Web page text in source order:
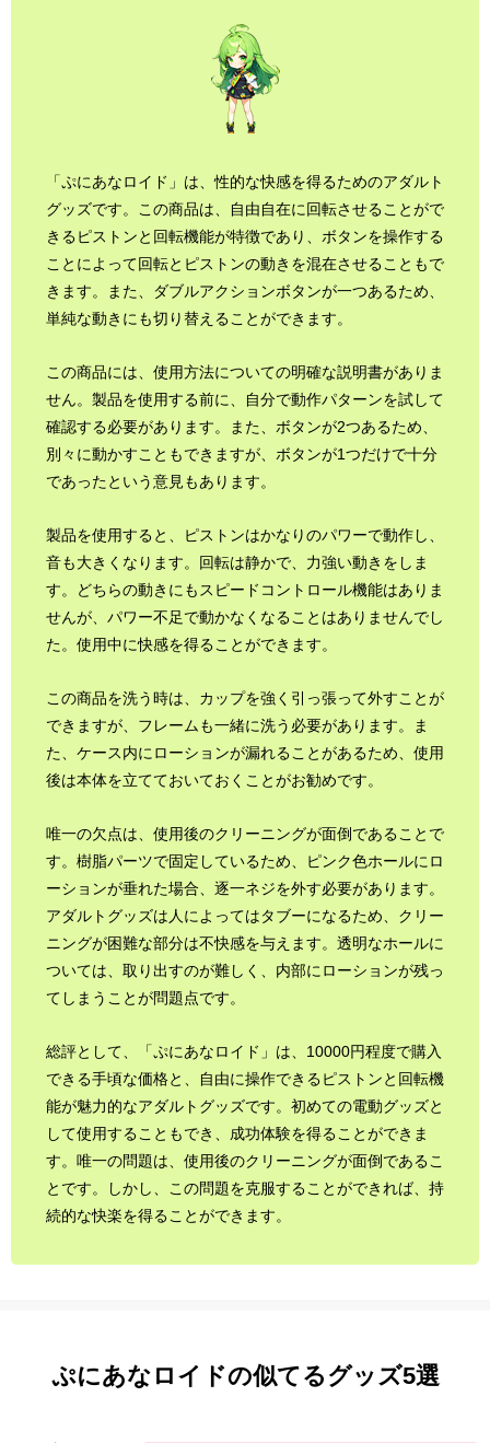
「ぷにあなロイド」は、性的な快感を得るためのアダルト
グッズです。この商品は、自由自在に回転させることがで
きるピストンと回転機能が特徴であり、ボタンを操作する
ことによって回転とピストンの動きを混在させることもで
きます。また、ダブルアクションボタンが一つあるため、
単純な動きにも切り替えることができます。
この商品には、使用方法についての明確な説明書がありま
せん。製品を使用する前に、自分で動作パターンを試して
確認する必要があります。また、ボタンが2つあるため、
別々に動かすこともできますが、ボタンが1つだけで十分
であったという意見もあります。
製品を使用すると、ピストンはかなりのパワーで動作し、
音も大きくなります。回転は静かで、力強い動きをしま
す。どちらの動きにもスピードコントロール機能はありま
せんが、パワー不足で動かなくなることはありませんでし
た。使用中に快感を得ることができます。
この商品を洗う時は、カップを強く引っ張って外すことが
できますが、フレームも一緒に洗う必要があります。ま
た、ケース内にローションが漏れることがあるため、使用
後は本体を立てておいておくことがお勧めです。
唯一の欠点は、使用後のクリーニングが面倒であることで
す。樹脂パーツで固定しているため、ピンク色ホールにロ
ーションが垂れた場合、逐一ネジを外す必要があります。
アダルトグッズは人によってはタブーになるため、クリー
ニングが困難な部分は不快感を与えます。透明なホールに
ついては、取り出すのが難しく、内部にローションが残っ
てしまうことが問題点です。
総評として、「ぷにあなロイド」は、10000円程度で購入
できる手頃な価格と、自由に操作できるピストンと回転機
能が魅力的なアダルトグッズです。初めての電動グッズと
して使用することもでき、成功体験を得ることができま
す。唯一の問題は、使用後のクリーニングが面倒であるこ
とです。しかし、この問題を克服することができれば、持
続的な快楽を得ることができます。
ぷにあなロイドの似てるグッズ5選